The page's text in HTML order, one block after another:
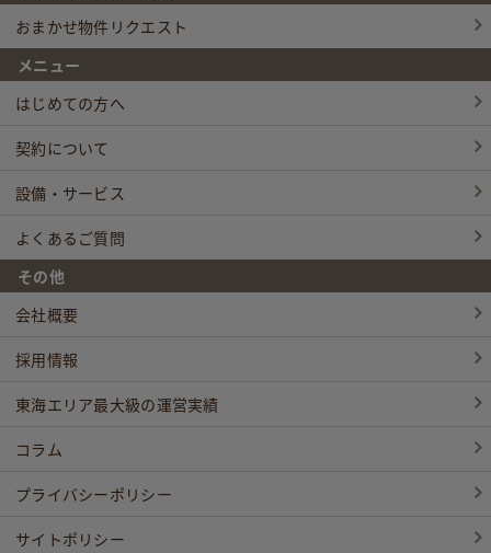
おまかせ物件リクエスト
メニュー
はじめての方へ
契約について
設備・サービス
よくあるご質問
その他
会社概要
採用情報
東海エリア最大級の運営実績
コラム
プライバシーポリシー
サイトポリシー